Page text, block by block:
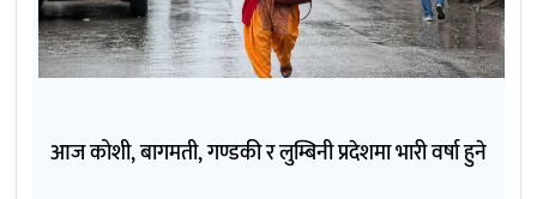
आज कोशी, बागमती, गण्डकी र लुम्बिनी प्रदेशमा भारी वर्षा हुने